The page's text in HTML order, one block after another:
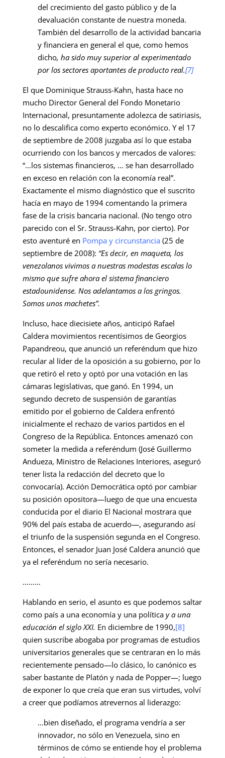
del crecimiento del gasto público y de la
devaluación constante de nuestra moneda.
También del desarrollo de la actividad bancaria
y financiera en general el que, como hemos
dicho, ha sido muy superior al experimentado
por los sectores aportantes de producto real.[7]
El que Dominique Strauss-Kahn, hasta hace no
mucho Director General del Fondo Monetario
Internacional, presuntamente adolezca de satiriasis,
no lo descalifica como experto económico. Y el 17
de septiembre de 2008 juzgaba así lo que estaba
ocurriendo con los bancos y mercados de valores:
“…los sistemas financieros, … se han desarrollado
en exceso en relación con la economía real”.
Exactamente el mismo diagnóstico que el suscrito
hacía en mayo de 1994 comentando la primera
fase de la crisis bancaria nacional. (No tengo otro
parecido con el Sr. Strauss-Kahn, por cierto). Por
esto aventuré en Pompa y circunstancia (25 de
septiembre de 2008): “Es decir, en maqueta, los
venezolanos vivimos a nuestras modestas escalas lo
mismo que sufre ahora el sistema financiero
estadounidense. Nos adelantamos a los gringos.
Somos unos machetes”.
Incluso, hace diecisiete años, anticipó Rafael
Caldera movimientos recentísimos de Georgios
Papandreou, que anunció un referéndum que hizo
recular al líder de la oposición a su gobierno, por lo
que retiró el reto y optó por una votación en las
cámaras legislativas, que ganó. En 1994, un
segundo decreto de suspensión de garantías
emitido por el gobierno de Caldera enfrentó
inicialmente el rechazo de varios partidos en el
Congreso de la República. Entonces amenazó con
someter la medida a referéndum (José Guillermo
Andueza, Ministro de Relaciones Interiores, aseguró
tener lista la redacción del decreto que lo
convocaría). Acción Democrática optó por cambiar
su posición opositora—luego de que una encuesta
conducida por el diario El Nacional mostrara que
90% del país estaba de acuerdo—, asegurando así
el triunfo de la suspensión segunda en el Congreso.
Entonces, el senador Juan José Caldera anunció que
ya el referéndum no sería necesario.
………
Hablando en serio, el asunto es que podemos saltar
como país a una economía y una política y a una
educación el siglo XXI. En diciembre de 1990,[8]
quien suscribe abogaba por programas de estudios
universitarios generales que se centraran en lo más
recientemente pensado—lo clásico, lo canónico es
saber bastante de Platón y nada de Popper—; luego
de exponer lo que creía que eran sus virtudes, volví
a creer que podíamos atrevernos al liderazgo:
…bien dise­ñado, el programa vendría a ser
innovador, no sólo en Venezuela, sino en
términos de cómo se entiende hoy el problema